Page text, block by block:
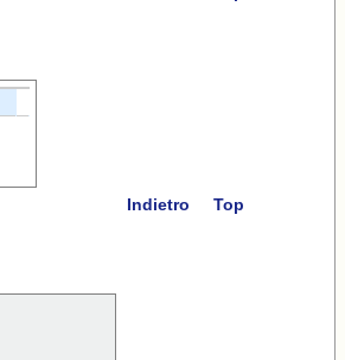
Indietro
Top